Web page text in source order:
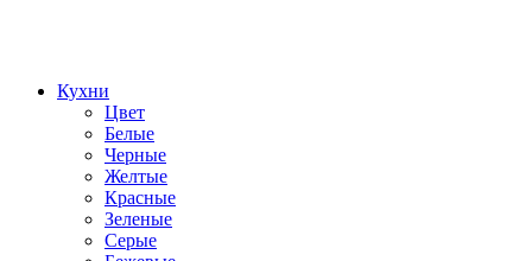
Кухни
Цвет
Белые
Черные
Желтые
Красные
Зеленые
Серые